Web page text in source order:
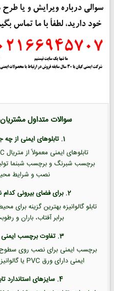
سوالات متداول مشتریان
1. تابلوهای ایمنی از چه جنسی ساخته می‌شوند؟
برچسب شبرنگ و برچسب شبنما
نصب و شرایط
2. برای فضای بیرونی کدام نوع تابلو مناسب‌تر است؟
تابلو گالوانیزه بهترین گزینه
برابر آفتاب، باران و
3. تفاوت برچسب ایمنی با تابلو ایمنی چیست؟
برچسب ایمنی برای نصب روی سطوح
ایمنی دارای ورق PVC یا گالوانیزه هستند و دوام بیشتری دارند.
4. سایزهای استاندارد تابلوهای ایمنی چیست؟